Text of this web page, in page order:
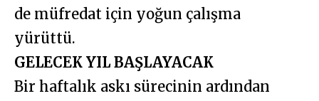
de müfredat için yoğun çalışma
yürüttü.
GELECEK YIL BAŞLAYACAK
Bir haftalık askı sürecinin ardından